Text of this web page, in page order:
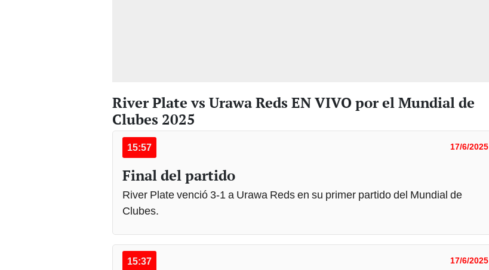
River Plate vs Urawa Reds EN VIVO por el Mundial de
Clubes 2025
15:57 17/6/2025
Final del partido
River Plate venció 3-1 a Urawa Reds en su primer partido del Mundial de
Clubes.
15:37 17/6/2025